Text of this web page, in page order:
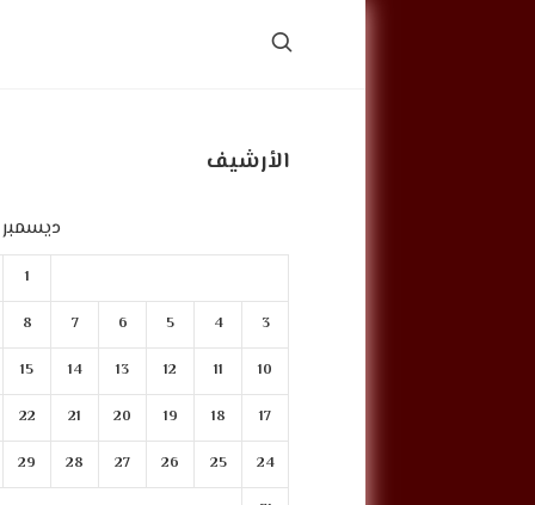
الأرشيف
ديسمبر 2023
1
3
4
5
6
7
8
10
11
12
13
14
15
17
18
19
20
21
22
24
25
26
27
28
29